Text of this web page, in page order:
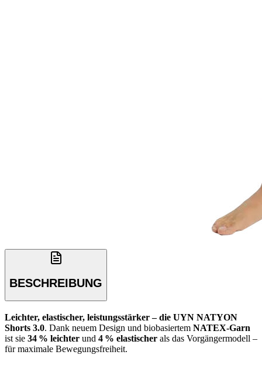
BESCHREIBUNG
Leichter, elastischer, leistungsstärker – die UYN NATYON
Shorts 3.0. Dank neuem Design und biobasiertem NATEX-Garn
ist sie 34 % leichter und 4 % elastischer als das Vorgängermodell –
für maximale Bewegungsfreiheit.